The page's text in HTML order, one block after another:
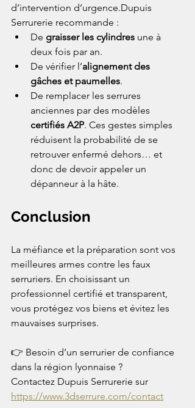
d’intervention d’urgence.Dupuis
Serrurerie recommande :
De graisser les cylindres une à
deux fois par an.
De vérifier l’alignement des
gâches et paumelles.
De remplacer les serrures
anciennes par des modèles
certifiés A2P. Ces gestes simples
réduisent la probabilité de se
retrouver enfermé dehors… et
donc de devoir appeler un
dépanneur à la hâte.
Conclusion
La méfiance et la préparation sont vos
meilleures armes contre les faux
serruriers. En choisissant un
professionnel certifié et transparent,
vous protégez vos biens et évitez les
mauvaises surprises.
👉 Besoin d’un serrurier de confiance
dans la région lyonnaise ?
Contactez Dupuis Serrurerie sur
https://www.3dserrure.com/contact